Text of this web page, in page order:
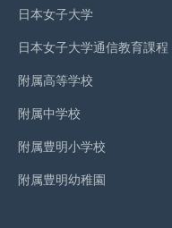
日本女子大学
日本女子大学通信教育課程
附属高等学校
附属中学校
附属豊明小学校
附属豊明幼稚園